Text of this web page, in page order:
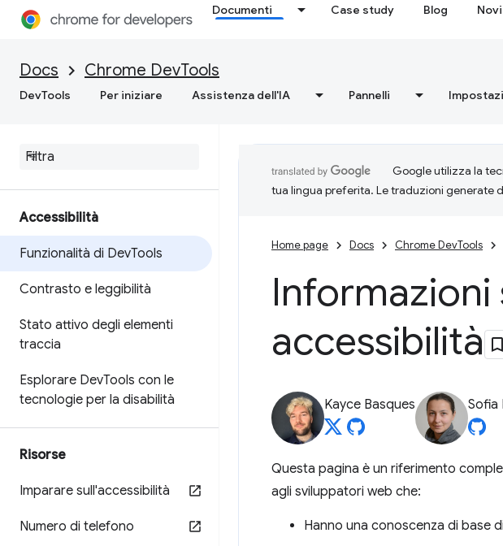
Documenti Case study Blog
Docs Chrome DevTools
DevTools Per iniziare Assistenza dell'IA Pannelli
Accessibilità
Funzionalità di DevTools
Contrasto e leggibilità
Stato attivo degli elementi
traccia
Esplorare DevTools con le
tecnologie per la disabilità
Risorse
Imparare sull'accessibilità
Numero di telefono
Google utilizza la
tua lingua preferita. Le traduzioni generate
Home page Docs Chrome DevTools
Informazioni
accessibilità
Kayce Basques Sofia
Questa pagina è un riferimento
agli sviluppatori web che:
Hanno una conoscenza di base